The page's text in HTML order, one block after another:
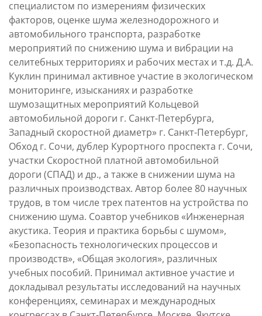
специалистом по измерениям физических
факторов, оценке шума железнодорожного и
автомобильного транспорта, разработке
мероприятий по снижению шума и вибрации на
селитебных территориях и рабочих местах и т.д. Д.А.
Куклин принимал активное участие в экологическом
мониторинге, изысканиях и разработке
шумозащитных мероприятий Кольцевой
автомобильной дороги г. Санкт-Петербурга,
Западный скоростной диаметр» г. Санкт-Петербург,
Обход г. Сочи, дублер Курортного проспекта г. Сочи,
участки Скоростной платной автомобильной
дороги (СПАД) и др., а также в снижении шума на
различных производствах. Автор более 80 научных
трудов, в том числе трех патентов на устройства по
снижению шума. Соавтор учебников «Инженерная
акустика. Теория и практика борьбы с шумом»,
«Безопасность технологических процессов и
производств», «Общая экология», различных
учебных пособий. Принимал активное участие и
докладывал результаты исследований на научных
конференциях, семинарах и международных